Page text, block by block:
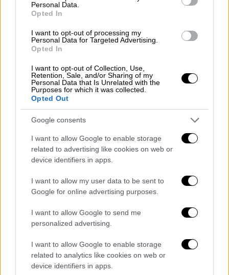
Personal Data.
Opted In
I want to opt-out of processing my
Personal Data for Targeted Advertising.
Opted In
I want to opt-out of Collection, Use,
Retention, Sale, and/or Sharing of my
Personal Data that Is Unrelated with the
Purposes for which it was collected.
Opted Out
Google consents
I want to allow Google to enable storage
related to advertising like cookies on web or
device identifiers in apps.
I want to allow my user data to be sent to
Google for online advertising purposes.
I want to allow Google to send me
personalized advertising.
I want to allow Google to enable storage
related to analytics like cookies on web or
device identifiers in apps.
ποσά για τους χειρουργούς δεν θα είναι
φορολογούνται.
πότε θα καταγγέλλονται αυτά τα
περιστατικά από τους ασθενείς, καθώς ο
φόβος της ακύρωσης μίας ιατρικής
διαδικασίας, αποτελεί πάντα έναν
αποτρεπτικό παράγοντα. Ταυτόχρονα
θεωρείται πιθανό να αυξηθούνκαι τα
φακελάκιααφού κρίνεται πως πολλοί
χειρουργοί θα επιλέξουν να εργαστούν το
πρωί με φακελάκι το οποίο μάλιστα θα είναι
και αφορολόγητο.Συνεπώς, ο φαύλος κύκλος
της διαφθοράς στο ΕΣΥ όχι μόνο δεν θα
μειωθεί αλλά μπορεί να αυξηθεί κιόλας.
Οι φορολογημένες αμοιβές
Ενδεικτικά οι αμοιβές των γιατρών θα